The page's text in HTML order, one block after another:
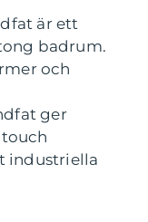
är ett
badrum.
och
ger
industriella